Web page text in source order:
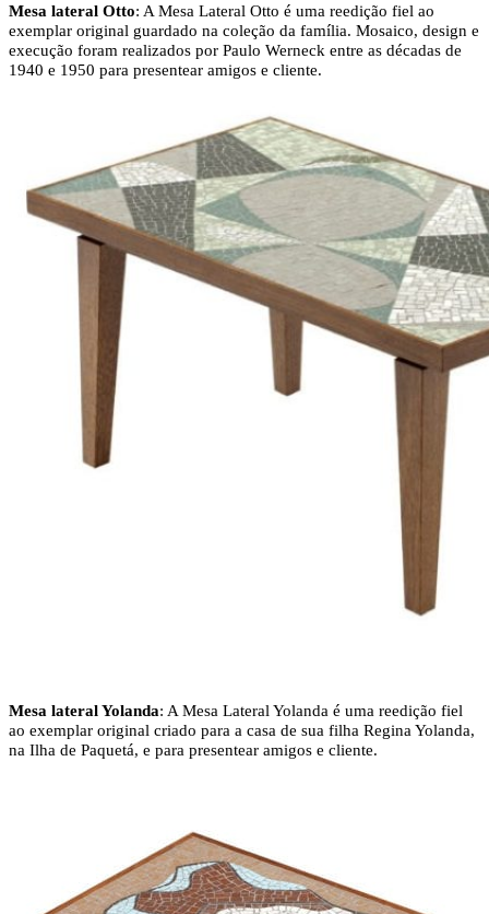
Mesa lateral Otto: A Mesa Lateral Otto é uma reedição fiel ao
exemplar original guardado na coleção da família. Mosaico, design e
execução foram realizados por Paulo Werneck entre as décadas de
1940 e 1950 para presentear amigos e cliente.
Mesa lateral Yolanda: A Mesa Lateral Yolanda é uma reedição fiel
ao exemplar original criado para a casa de sua filha Regina Yolanda,
na Ilha de Paquetá, e para presentear amigos e cliente.